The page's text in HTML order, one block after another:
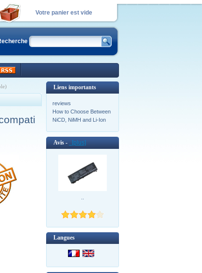
Votre panier est vide
Liens importants
reviews
How to Choose Between
NiCD, NiMH and Li-Ion
Avis - [plus]
Langues